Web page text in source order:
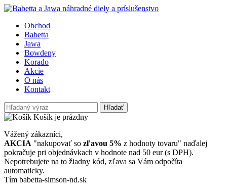
Obchod
Babetta
Jawa
Bowdeny
Korado
Akcie
O nás
Kontakt
Hľadať
Košík je prázdny
Vážený zákazníci,
AKCIA "nakupovať so zľavou 5% z hodnoty tovaru" naďalej
pokračuje pri objednávkach v hodnote nad 50 eur (s DPH).
Nepotrebujete na to žiadny kód, zľava sa Vám odpočíta
automaticky.
Tím babetta-simson-nd.sk